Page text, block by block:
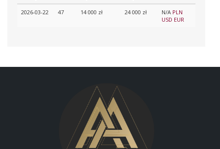
2026-03-22 47 14 000 zł 24 000 zł N/A PLN
USD EUR